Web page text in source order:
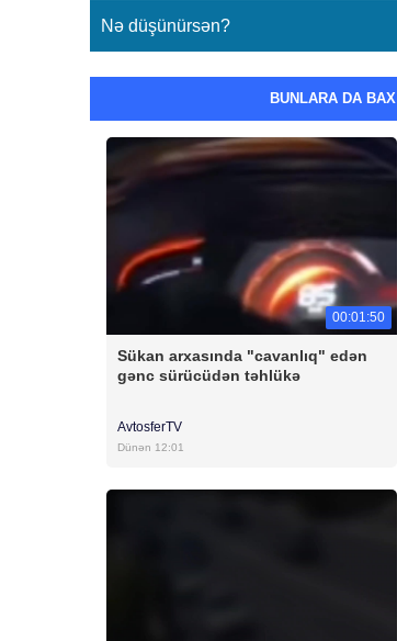
Nə düşünürsən?
BUNLARA DA BAX
00:01:50
Sükan arxasında "cavanlıq" edən
gənc sürücüdən təhlükə
AvtosferTV
Dünən 12:01